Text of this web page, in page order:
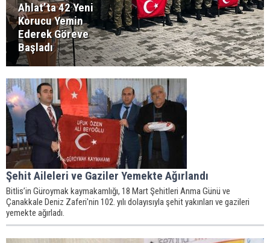
Ahlat’ta 42 Yeni
Korucu Yemin
Ederek Göreve
Başladı
Şehit Aileleri ve Gaziler Yemekte Ağırlandı
Bitlis’in Güroymak kaymakamlığı, 18 Mart Şehitleri Anma Günü ve
Çanakkale Deniz Zaferi'nin 102. yılı dolayısıyla şehit yakınları ve gazileri
yemekte ağırladı.